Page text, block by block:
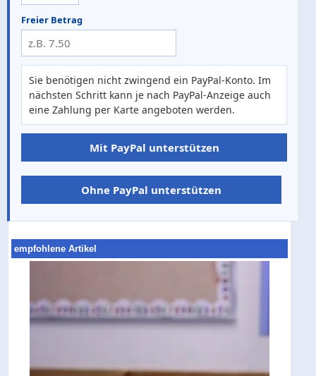
Freier Betrag
Sie benötigen nicht zwingend ein PayPal-Konto. Im
nächsten Schritt kann je nach PayPal-Anzeige auch
eine Zahlung per Karte angeboten werden.
Mit PayPal unterstützen
Ohne PayPal unterstützen
empfohlene Artikel